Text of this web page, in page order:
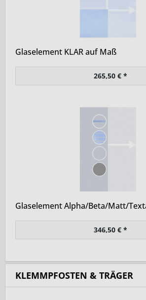
Glaselement KLAR auf Maß
265,50 € *
Glaselement Alpha/Beta/Matt/
346,50 € *
KLEMMPFOSTEN & TRÄGER